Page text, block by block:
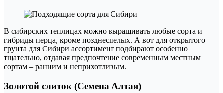
В сибирских теплицах можно выращивать любые сорта и
гибриды перца, кроме позднеспелых. А вот для открытого
грунта для Сибири ассортимент подбирают особенно
тщательно, отдавая предпочтение современным местным
сортам – ранним и неприхотливым.
Золотой слиток (Семена Алтая)